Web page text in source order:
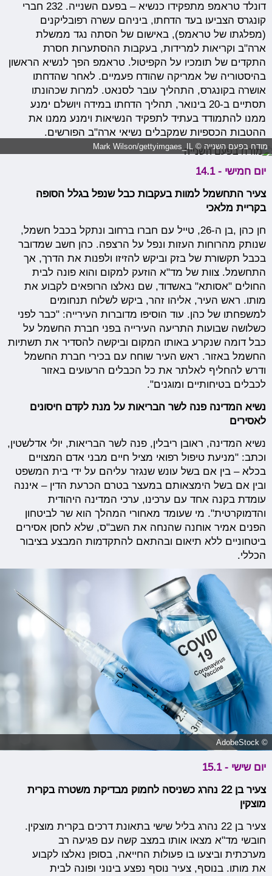
דונלד טראמפ מתפקידו כנשיא – בפעם השנייה. 232 חברי
קונגרס הצביעו בעד הדחתו, ביניהם עשרה רפובליקנים
(מפלגתו של טראמפ), באישום של הסתה נגד ממשלת
ארה"ב וקריאות למרידות, בעקבות ההסתערות חסרת
התקדים של תומכיו על הקפיטול. טראמפ הפך לנשיא הראשון
בהיסטוריה של אמריקה שהודח פעמיים. לאחר שהדחתו
אושרה בקונגרס, התהליך עובר לסנאט. למרות שכהונתו
תסתיים ב-20 בינואר, תהליך הדחתו במידה ויושלם ימנע
ממנו להתמודד בעתיד לתפקיד הנשיאות וימנע ממנו את
ההטבות הכספיות שמקבלים נשיאי ארה"ב הפורשים.
מודח בפעם השנייה © Mark Wilson/gettyimgaes_IL
יום חמישי - 14.1
צעיר התחשמל למוות בעקבות כבל שנפל בגלל הסופה
בקריית מלאכי
חן כהן ,בן ה-26, טייל עם חברו ברחוב ונתקל בכבל חשמל,
שנותק מהרוחות העזות ונפל על הרצפה. כהן חשב שמדובר
בכבל תקשורת של בזק וביקש להזיזו ולפנות את הדרך, אך
התחשמל. צוות של מד"א הוזעק למקום והוא פונה לבית
החולים "אסותא" באשדוד, שם נאלצו הרופאים לקבוע את
מותו. ראש העיר, אליהו זהר, ביקש לשלוח תנחומים
למשפחתו של כהן. עוד הוסיפו מדוברות העירייה: "כבר לפני
כשלושה שבועות התריעה העירייה בפני חברת החשמל על
כבל דומה שנקרע באותו המקום וביקשה להסדיר את תשתיות
החשמל באזור. ראש העיר שוחח עם בכירי חברת החשמל
ודרש להחליף לאלתר את כל הכבלים הרעועים באזור
לכבלים בטיחותיים ומוגנים".
נשיא המדינה פנה לשר הבריאות על מנת לקדם חיסונים
לאסירים
נשיא המדינה, ראובן ריבלין, פנה לשר הבריאות, יולי אדלשטין,
וכתב: "מניעת טיפול רפואי מציל חיים מבני אדם המצויים
בכלא – בין אם בשל עונש שנגזר עליהם על ידי בית המשפט
ובין אם בשל הימצאותם במעצר בטרם הכרעת הדין – איננה
עומדת בקנה אחד עם ערכינו, ערכי המדינה היהודית
והדמוקרטית". מי שעומד מאחורי המהלך הוא שר לביטחון
הפנים אמיר אוחנה שהנחה את השב"ס, שלא לחסן אסירים
ביטחוניים ללא תיאום ובהתאם להתקדמות המבצע בציבור
הכללי.
© AdobeStock
יום שישי - 15.1
צעיר בן 22 נהרג כשניסה לחמוק מבדיקת משטרה בקרית
מוצקין
צעיר בן 22 נהרג בליל שישי בתאונת דרכים בקרית מוצקין.
חובשי מד"א מצאו אותו במצב קשה עם פגיעה רב
מערכתית וביצעו בו פעולות החייאה, בסופן נאלצו לקבוע
את מותו. בנוסף, צעיר נוסף נפצע בינוני ופונה לבית